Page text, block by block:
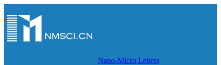
Nano-Micro Letters